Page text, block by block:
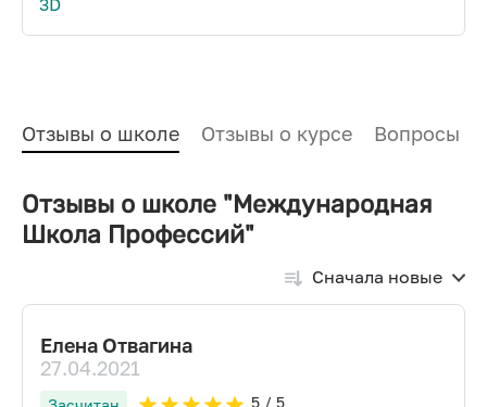
3D
Отзывы о школе Отзывы о курсе Вопросы и
Отзывы о школе "Международная
Школа Профессий"
Сначала новые
Елена Отвагина
27.04.2021
5/ 5